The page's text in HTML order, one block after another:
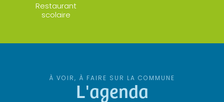
Restaurant
scolaire
À VOIR, À FAIRE SUR LA COMMUNE
L'agenda